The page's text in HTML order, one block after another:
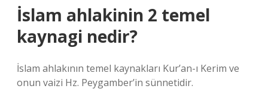
İslam ahlakinin 2 temel
kaynagi nedir?
İslam ahlakının temel kaynakları Kur’an-ı Kerim ve
onun vaizi Hz. Peygamber’in sünnetidir.